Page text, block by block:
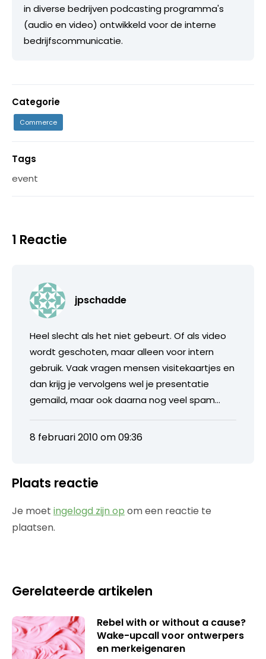
in diverse bedrijven podcasting programma's
(audio en video) ontwikkeld voor de interne
bedrijfscommunicatie.
Categorie
Commerce
Tags
event
1 Reactie
jpschadde
Heel slecht als het niet gebeurt. Of als video
wordt geschoten, maar alleen voor intern
gebruik. Vaak vragen mensen visitekaartjes en
dan krijg je vervolgens wel je presentatie
gemaild, maar ook daarna nog veel spam…
8 februari 2010 om 09:36
Plaats reactie
Je moet ingelogd zijn op om een reactie te
plaatsen.
Gerelateerde artikelen
Rebel with or without a cause?
Wake-upcall voor ontwerpers
en merkeigenaren